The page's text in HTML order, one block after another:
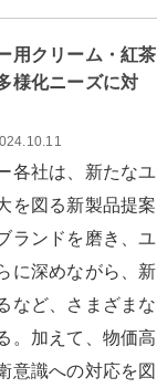
用クリーム・紅茶
様化ニーズに対
各社は、新たなユ
を図る新製品提案
ランドを磨き、ユ
に深めながら、新
など、さまざまな
。加えて、物価高
意識への対応を図